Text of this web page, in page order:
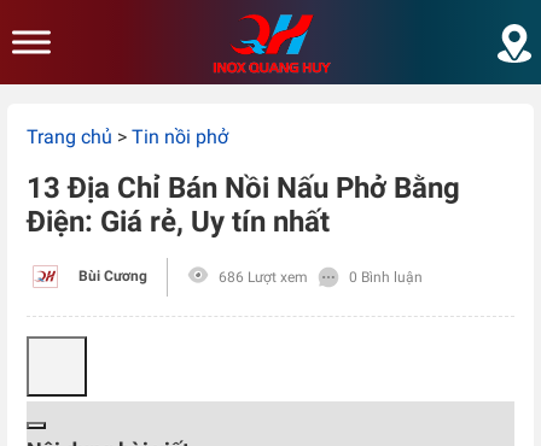
Trang chủ > Tin nồi phở
13 Địa Chỉ Bán Nồi Nấu Phở Bằng
Điện: Giá rẻ, Uy tín nhất
Bùi Cương 686 Lượt xem 0 Bình luận